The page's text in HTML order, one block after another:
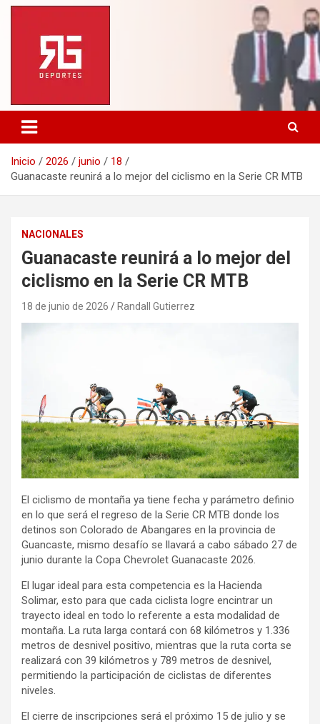
Saltar
contenido
Inicio 2026 junio
18
Guanacaste reunirá a lo mejor del ciclismo en la Serie CR MTB
NACIONALES
Guanacaste reunirá a lo mejor del
ciclismo en la Serie CR MTB
18 de junio de 2026 Randall Gutierrez
El ciclismo de montaña ya tiene fecha y parámetro definio
en lo que será el regreso de la Serie CR MTB donde los
detinos son Colorado de Abangares en la provincia de
Guancaste, mismo desafío se llavará a cabo sábado 27 de
junio durante la Copa Chevrolet Guanacaste 2026.
El lugar ideal para esta competencia es la Hacienda
Solimar, esto para que cada ciclista logre encintrar un
trayecto ideal en todo lo referente a esta modalidad de
montaña. La ruta larga contará con 68 kilómetros y 1.336
metros de desnivel positivo, mientras que la ruta corta se
realizará con 39 kilómetros y 789 metros de desnivel,
permitiendo la participación de ciclistas de diferentes
niveles.
El cierre de inscripciones será el próximo 15 de julio y se